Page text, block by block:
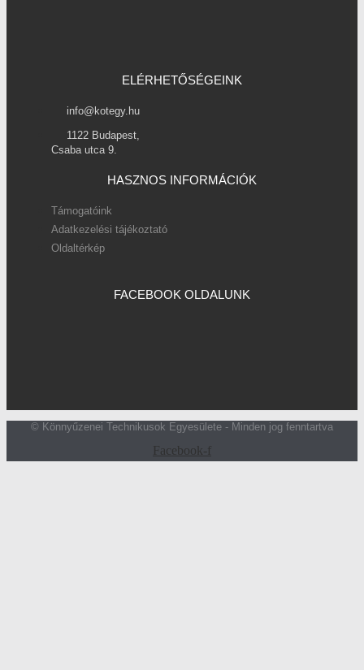
ELÉRHETŐSÉGEINK
info@kotegy.hu
1122 Budapest,
Csaba utca 9.
HASZNOS INFORMÁCIÓK
Támogatóink
Adatkezelési tájékoztató
Oldaltérkép
FACEBOOK OLDALUNK
© Könnyűzenei Technikusok Egyesülete - Minden jog fenntartva
Facebook-f